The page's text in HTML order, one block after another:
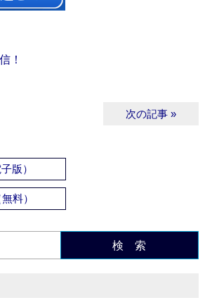
！
次の記事 »
版）
料）
検 索